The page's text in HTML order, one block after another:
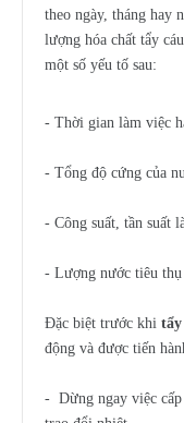
theo ngày, tháng hay
lượng hóa chất tẩy
một số yếu tố sau:
- Thời gian làm việc
- Tổng độ cứng của
- Công suất, tần suất
- Lượng nước tiêu
Đặc biệt trước khi tẩy
động và được tiến
- Dừng ngay việc